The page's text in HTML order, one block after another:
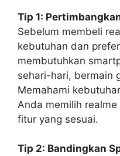
Tip 1:
Sebelum membeli
kebutuhan dan
membutuhkan
sehari-hari, bermain
Memahami
Anda memilih
fitur yang sesuai.
Tip 2: Bandingkan